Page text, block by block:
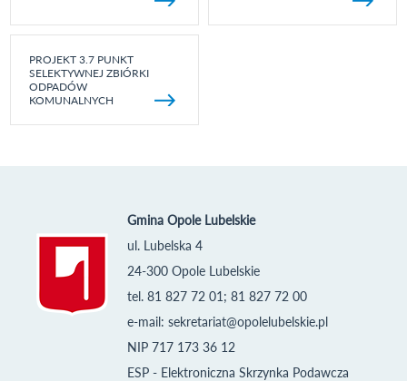
PROJEKT 3.7 PUNKT
SELEKTYWNEJ ZBIÓRKI
ODPADÓW
KOMUNALNYCH
Gmina Opole Lubelskie
ul. Lubelska 4
24-300 Opole Lubelskie
tel. 81 827 72 01; 81 827 72 00
e-mail: sekretariat@opolelubelskie.pl
NIP 717 173 36 12
ESP - Elektroniczna Skrzynka Podawcza